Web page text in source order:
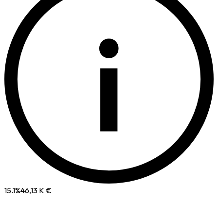
i
15.1%46,13 K €